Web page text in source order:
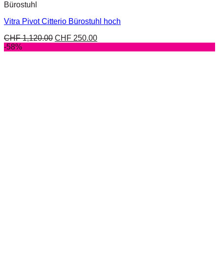
Bürostuhl
Vitra Pivot Citterio Bürostuhl hoch
CHF1,120.00 CHF 250.00
-58%